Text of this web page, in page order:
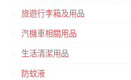
旅遊行李箱及用品
汽機車相關用品
生活清潔用品
防蚊液